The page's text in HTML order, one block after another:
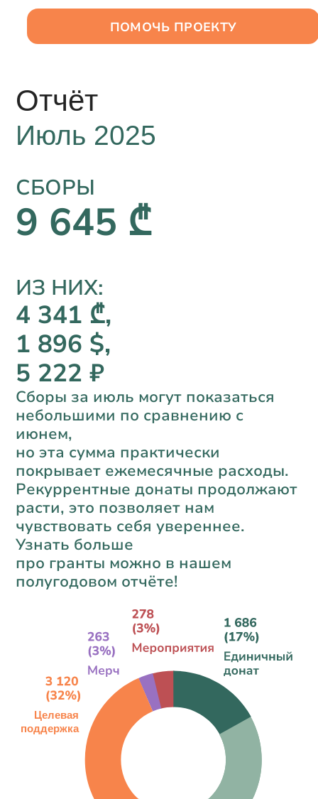
ПОМОЧЬ ПРОЕКТУ
Отчёт
Июль 2025
СБОРЫ
9 645 ₾
ИЗ НИХ:
4 341 ₾,
1 896 $,
5 222 ₽
Сборы за июль могут показаться
небольшими по сравнению с
июнем,
но эта сумма практически
покрывает ежемесячные расходы.
Рекуррентные донаты продолжают
расти, это позволяет нам
чувствовать себя увереннее.
Узнать больше
про гранты можно в нашем
полугодовом отчёте!